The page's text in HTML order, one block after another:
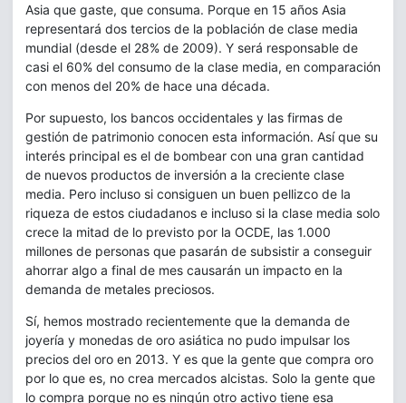
Asia que gaste, que consuma. Porque en 15 años Asia
representará dos tercios de la población de clase media
mundial (desde el 28% de 2009). Y será responsable de
casi el 60% del consumo de la clase media, en comparación
con menos del 20% de hace una década.
Por supuesto, los bancos occidentales y las firmas de
gestión de patrimonio conocen esta información. Así que su
interés principal es el de bombear con una gran cantidad
de nuevos productos de inversión a la creciente clase
media. Pero incluso si consiguen un buen pellizco de la
riqueza de estos ciudadanos e incluso si la clase media solo
crece la mitad de lo previsto por la OCDE, las 1.000
millones de personas que pasarán de subsistir a conseguir
ahorrar algo a final de mes causarán un impacto en la
demanda de metales preciosos.
Sí, hemos mostrado recientemente que la demanda de
joyería y monedas de oro asiática no pudo impulsar los
precios del oro en 2013. Y es que la gente que compra oro
por lo que es, no crea mercados alcistas. Solo la gente que
lo compra porque no es ningún otro activo tiene esa